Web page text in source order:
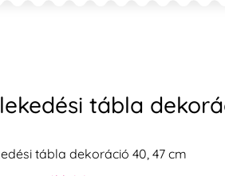
tábla
tábla dekoráció 40, 47 cm